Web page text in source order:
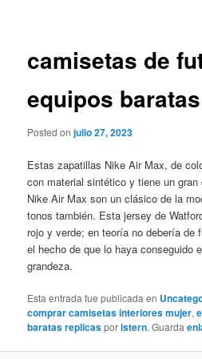
camisetas de
equipos baratas
Posted onjulio 27, 2023
Estas zapatillas Nike Air Max, de
con material sintético y tiene un
Nike Air Max son un clásico de la
tonos también. Esta jersey de
rojo y verde; en teoría no debería de
el hecho de que lo haya conseguido
grandeza.
Esta entrada fue publicada en
comprar camisetas interiores mujer,
baratas replicasporistern. Guarda